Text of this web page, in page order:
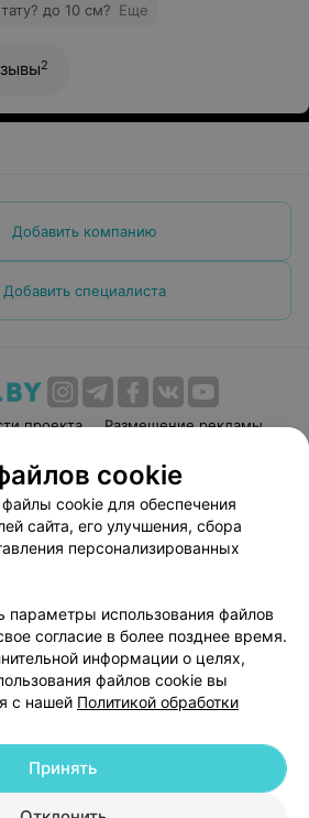
до 10 см? Еще
2
Добавить компанию
Добавить специалиста
проекта
Размещение рекламы
соглашение
Способы оплаты
Партнеры
руководителю 103.by
настройки cookie
персональных данных
УНП 191700409| 220012, Республика Беларусь,
cookie
cookie для обеспечения
сайта, его улучшения, сбора
персонализированных
параметры использования файлов
согласие в более позднее время.
информации о целях,
файлов cookie вы
с нашей Политикой обработки
Принять